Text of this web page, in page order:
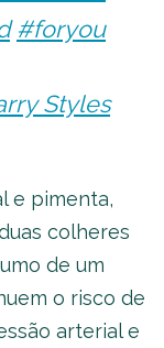
#foryou
Styles
e pimenta,
colheres
de um
o risco de
arterial e